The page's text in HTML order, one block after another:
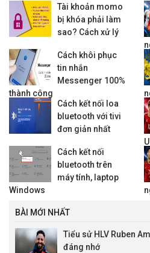
cùng 1 lúc
Tài khoản momo
bị khóa phải làm
sao? Cách xử lý
Cách khôi phục
tin nhắn
Messenger 100%
thành công
Cách kết nối loa
bluetooth với tivi
đơn giản nhất
Cách kết nối
bluetooth trên
máy tính, laptop
Windows
BÀI MỚI NHẤT
Tiểu sử HLV Ruben
đáng nhớ